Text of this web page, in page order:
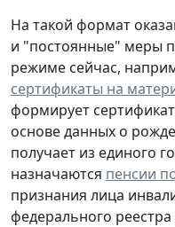
На такой формат
и "постоянные" меры
режиме сейчас,
сертификаты на
формирует
основе данных о
получает из единого
назначаются пенсии
признания лица
федерального